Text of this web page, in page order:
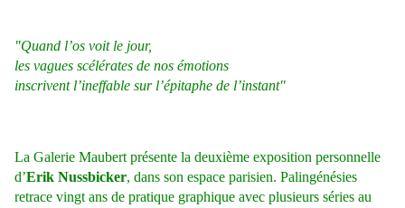
"Quand l’os voit le jour,
les vagues scélérates de nos émotions
inscrivent l’ineffable sur l’épitaphe de l’instant"
La Galerie Maubert présente la deuxième exposition personnelle
d’Erik Nussbicker, dans son espace parisien. Palingénésies
retrace vingt ans de pratique graphique avec plusieurs séries au